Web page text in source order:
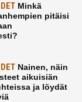
Minkä
pitäisi
Nainen, näin
aikuisiän
ja löydät